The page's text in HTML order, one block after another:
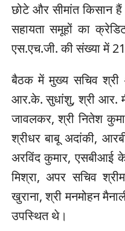
छोटे और सीमांत किसान
सहायता समूहों का
एस.एच.जी. की संख्या में 21
बैठक में मुख्य सचिव श्री
आर.के. सुधांशु, श्री आर.
जावलकर, श्री नितेश
श्रीधर बाबू अदांकी,
अरविंद कुमार, एसबीआई
मिश्रा, अपर सचिव
खुराना, श्री मनमोहन
उपस्थित थे।